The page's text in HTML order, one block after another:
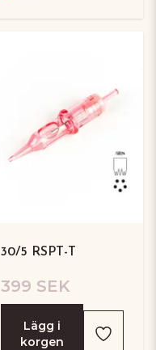
30/5 RSPT-T
399 SEK
Lägg i
korgen